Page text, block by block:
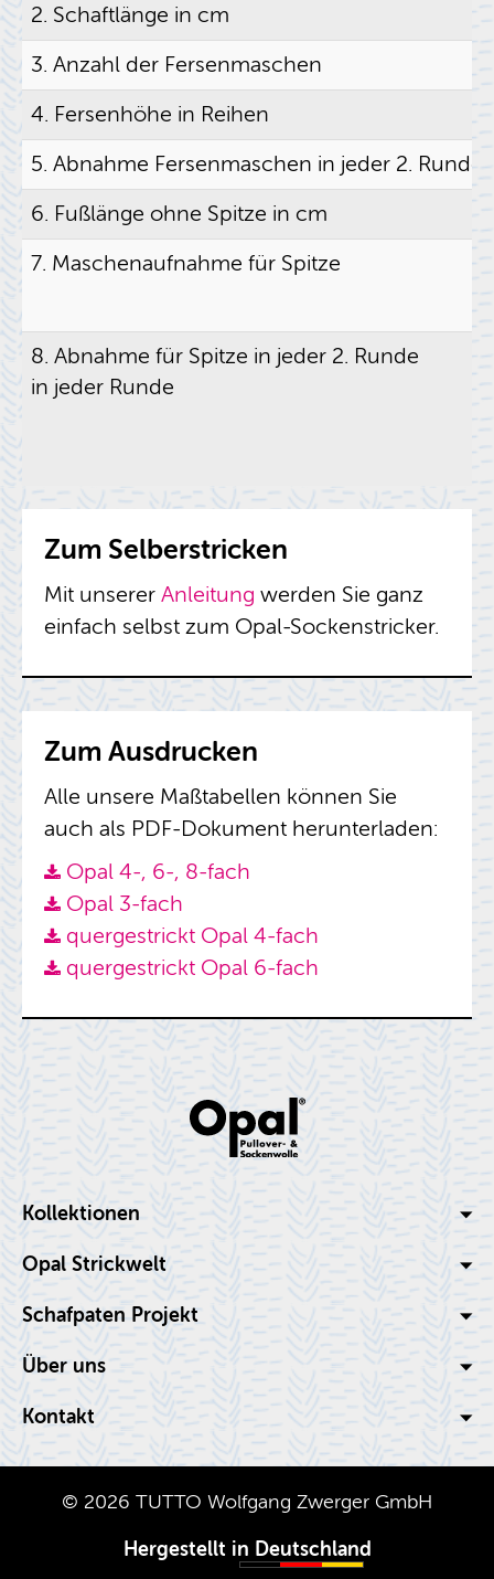
2. Schaft­län­ge in cm
3. An­zahl der Fer­sen­ma­schen
4. Fer­sen­hö­he in Rei­hen
5. Ab­nah­me Fer­sen­ma­schen in jeder 2. Runde
6. Fuß­län­ge ohne Spit­ze in cm
7. Ma­schen­auf­nah­me für Spit­ze
8. Ab­nah­me für Spit­ze in jeder 2. Runde
in jeder Runde
Zum Sel­ber­stri­cken
Mit un­se­rer An­lei­tung wer­den Sie ganz
ein­fach selbst zum Opal-So­cken­stri­cker.
Zum Aus­dru­cken
Alle un­se­re Maß­ta­bel­len kön­nen Sie
auch als PDF-Do­ku­ment her­un­ter­la­den:
Opal 4-, 6-, 8-fach
Opal 3-fach
quer­ge­strickt Opal 4-fach
quer­ge­strickt Opal 6-fach
Kol­lek­tio­nen
Opal Strick­welt
Schaf­pa­ten Pro­jekt
Über uns
Kon­takt
© 2026 TUTTO Wolf­gang Zwer­ger GmbH
Her­ge­stellt in Deutsch­land